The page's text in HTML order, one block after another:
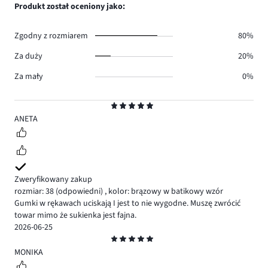
5
ANETA
Zweryfikowany zakup
rozmiar: 38 (odpowiedni) , kolor: brązowy w batikowy wzór
Gumki w rękawach uciskają I jest to nie wygodne. Muszę zwrócić
towar mimo że sukienka jest fajna.
2026-06-25
5
MONIKA
Produkt został oceniony jako:
Zgodny z rozmiarem
80%
Za duży
20%
Za mały
0%